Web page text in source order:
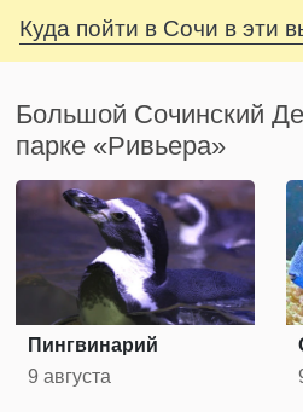
Куда пойти в Сочи в эти
Большой Сочинский
парке «Ривьера»
Пингвинарий
9 августа